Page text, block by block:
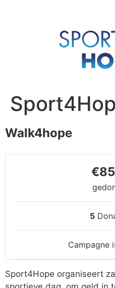
Walk4hope
5
Campagne
Sport4Hope organiseert